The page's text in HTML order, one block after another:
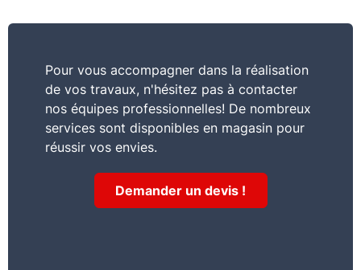
Pour vous accompagner dans la réalisation
de vos travaux, n'hésitez pas à contacter
nos équipes professionnelles! De nombreux
services sont disponibles en magasin pour
réussir vos envies.
Demander un devis !